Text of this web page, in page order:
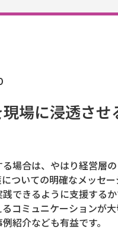
場に浸透さ
場合は、やはり経営層
ついての明確なメッセ
できるように支援する
コミュニケーションが
紹介なども有益です。